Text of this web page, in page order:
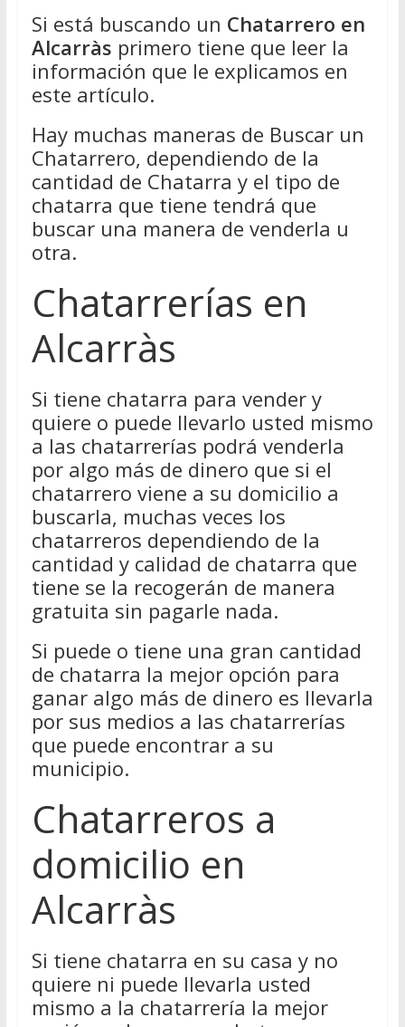
Si está buscando un Chatarrero en
Alcarràs primero tiene que leer la
información que le explicamos en
este artículo.
Hay muchas maneras de Buscar un
Chatarrero, dependiendo de la
cantidad de Chatarra y el tipo de
chatarra que tiene tendrá que
buscar una manera de venderla u
otra.
Chatarrerías en
Alcarràs
Si tiene chatarra para vender y
quiere o puede llevarlo usted mismo
a las chatarrerías podrá venderla
por algo más de dinero que si el
chatarrero viene a su domicilio a
buscarla, muchas veces los
chatarreros dependiendo de la
cantidad y calidad de chatarra que
tiene se la recogerán de manera
gratuita sin pagarle nada.
Si puede o tiene una gran cantidad
de chatarra la mejor opción para
ganar algo más de dinero es llevarla
por sus medios a las chatarrerías
que puede encontrar a su
municipio.
Chatarreros a
domicilio en
Alcarràs
Si tiene chatarra en su casa y no
quiere ni puede llevarla usted
mismo a la chatarrería la mejor